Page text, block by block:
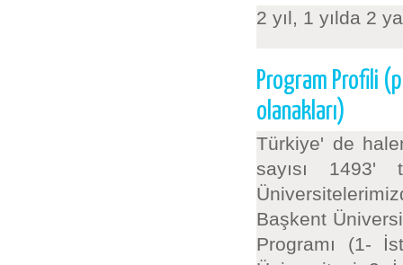
2 yıl, 1 yılda 2
Program Profili
olanakları)
Türkiye' de
sayısı 1493'
Başkent
Programı (1-